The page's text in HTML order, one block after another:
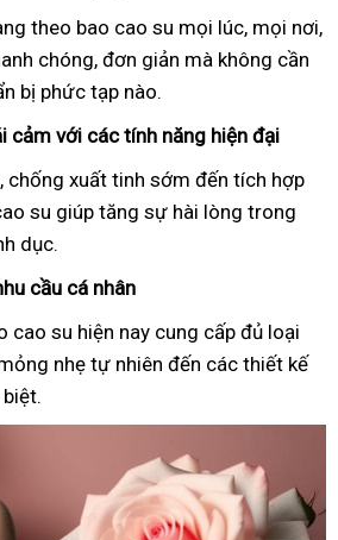
theo bao cao su mọi lúc, mọi nơi,
chóng, đơn giản mà không cần
bị phức tạp nào.
cảm với các tính năng hiện đại
chống xuất tinh sớm đến tích hợp
su giúp tăng sự hài lòng trong
dục.
cầu cá nhân
cao su hiện nay cung cấp đủ loại
nhẹ tự nhiên đến các thiết kế